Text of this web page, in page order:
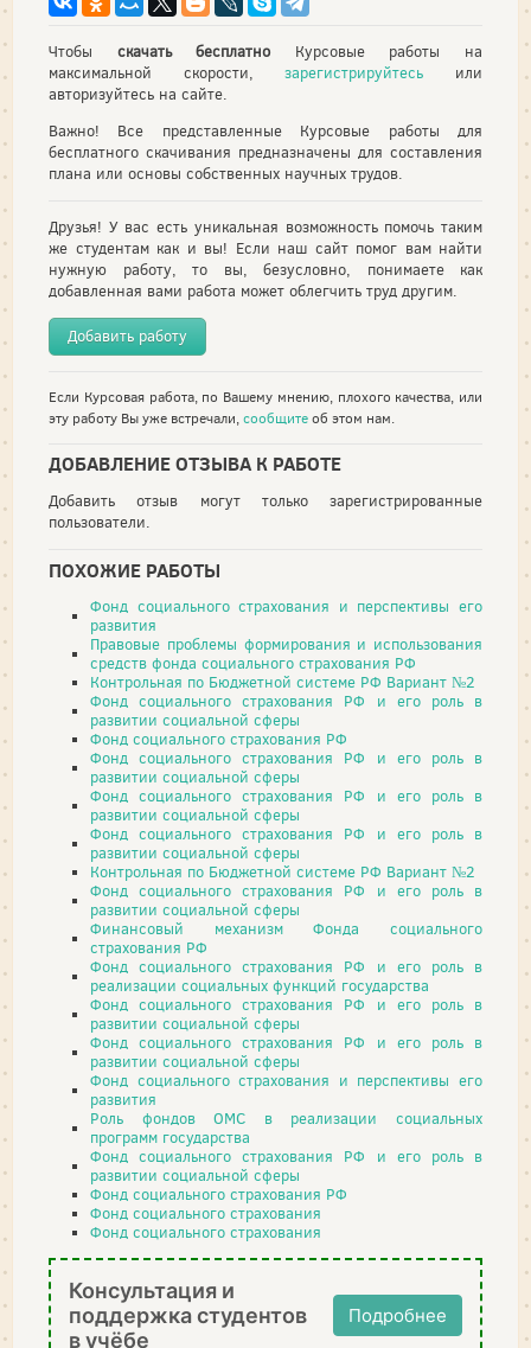
Чтобы скачать бесплатно Курсовые работы на
максимальной скорости,зарегистрируйтесь или
авторизуйтесь на сайте.
Важно! Все представленные Курсовые работы для
бесплатного скачивания предназначены для составления
плана или основы собственных научных трудов.
Друзья! У вас есть уникальная возможность помочь таким
же студентам как и вы! Если наш сайт помог вам найти
нужную работу, то вы, безусловно, понимаете как
добавленная вами работа может облегчить труд другим.
Добавить работу
Если Курсовая работа, по Вашему мнению, плохого качества, или
эту работу Вы уже встречали,сообщитеоб этом нам.
ДОБАВЛЕНИЕ ОТЗЫВА К РАБОТЕ
Добавить отзыв могут только зарегистрированные
пользователи.
ПОХОЖИЕ РАБОТЫ
Фонд социального страхования и перспективы его
развития
Правовые проблемы формирования и использования
средств фонда социального страхования РФ
Контрольная по Бюджетной системе РФ Вариант №2
Фонд социального страхования РФ и его роль в
развитии социальной сферы
Фонд социального страхования РФ
Фонд социального страхования РФ и его роль в
развитии социальной сферы
Фонд социального страхования РФ и его роль в
развитии социальной сферы
Фонд социального страхования РФ и его роль в
развитии социальной сферы
Контрольная по Бюджетной системе РФ Вариант №2
Фонд социального страхования РФ и его роль в
развитии социальной сферы
Финансовый механизм Фонда социального
страхования РФ
Фонд социального страхования РФ и его роль в
реализации социальных функций государства
Фонд социального страхования РФ и его роль в
развитии социальной сферы
Фонд социального страхования РФ и его роль в
развитии социальной сферы
Фонд социального страхования и перспективы его
развития
Роль фондов ОМС в реализации социальных
программ государства
Фонд социального страхования РФ и его роль в
развитии социальной сферы
Фонд социального страхования РФ
Фонд социального страхования
Фонд социального страхования
Консультация и
поддержка студентов
в учёбе
Подробнее